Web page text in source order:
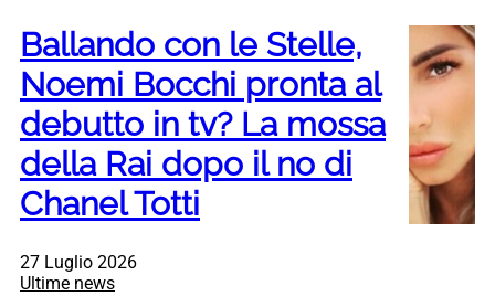
Ballando con le Stelle,
Noemi Bocchi pronta al
debutto in tv? La mossa
della Rai dopo il no di
Chanel Totti
27 Luglio 2026
Ultime news